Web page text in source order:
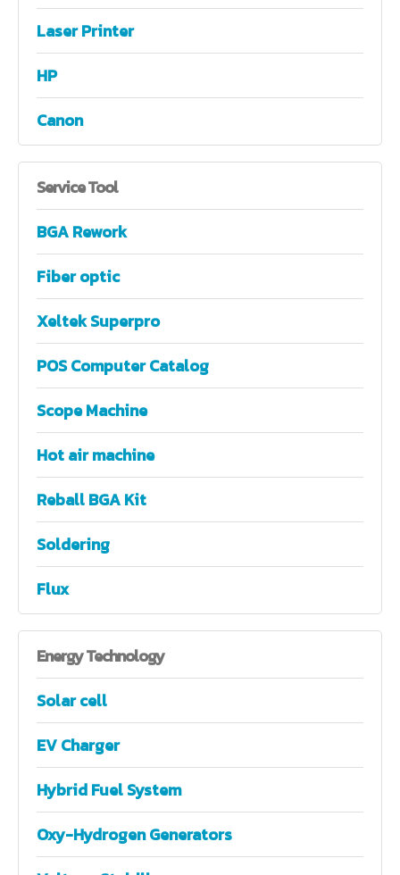
Laser Printer
HP
Canon
ServiceTool
BGA Rework
Fiber optic
Xeltek Superpro
POS Computer Catalog
Scope Machine
Hot air machine
Reball BGA Kit
Soldering
Flux
EnergyTechnology
Solar cell
EV Charger
Hybrid Fuel System
Oxy-Hydrogen Generators